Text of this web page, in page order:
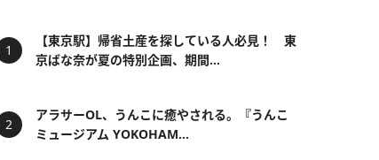
【東京駅】帰省土産を探している人必見！ 東
京ばな奈が夏の特別企画、期間...
アラサーOL、うんこに癒やされる。『うんこ
ミュージアム YOKOHAM...